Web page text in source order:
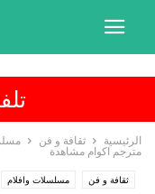
الرئيسية ثقافة و فن
مترجم اكوام مشاهدة
ثقافة و فن مسلسلات وافلام